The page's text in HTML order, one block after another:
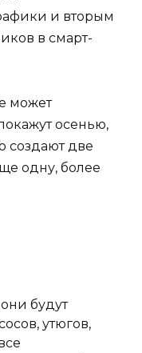
и вторым
в смарт-
может
осенью,
создают две
одну, более
будут
утюгов,